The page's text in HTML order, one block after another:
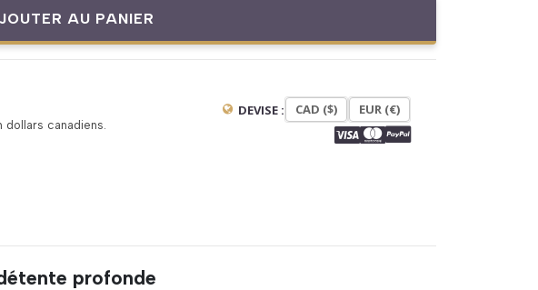
AU PANIER
dollars canadiens.
DEVISE : CAD ($) EUR (€)
profonde